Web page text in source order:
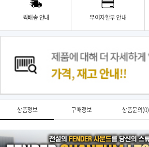
퀵배송 안내 무이자할부 안내
상품정보 구매정보 상품문의(0)